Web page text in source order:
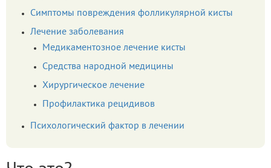
Симптомы повреждения фолликулярной кисты
Лечение заболевания
Медикаментозное лечение кисты
Средства народной медицины
Хирургическое лечение
Профилактика рецидивов
Психологический фактор в лечении